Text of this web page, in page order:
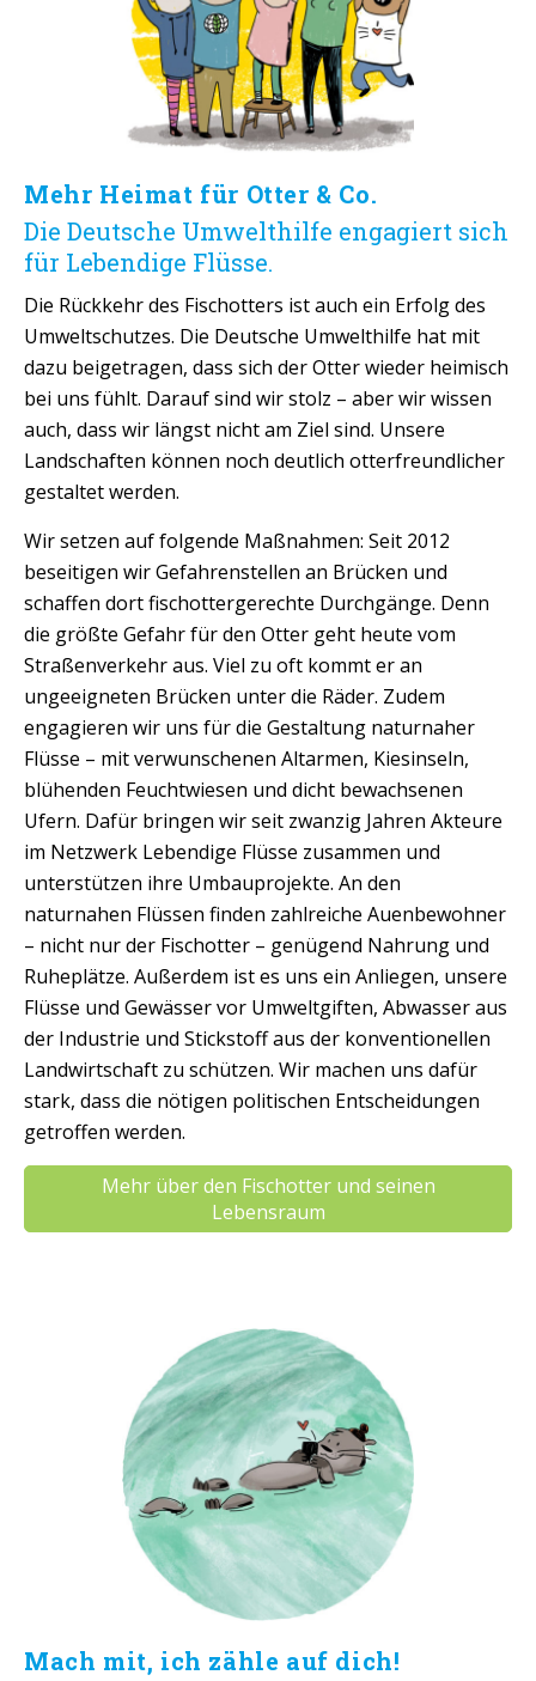
Mehr Heimat für Otter & Co.
Die Deutsche Umwelthilfe engagiert sich
für Lebendige Flüsse.
Die Rückkehr des Fischotters ist auch ein Erfolg des
Umweltschutzes. Die Deutsche Umwelthilfe hat mit
dazu beigetragen, dass sich der Otter wieder heimisch
bei uns fühlt. Darauf sind wir stolz – aber wir wissen
auch, dass wir längst nicht am Ziel sind. Unsere
Landschaften können noch deutlich otterfreundlicher
gestaltet werden.
Wir setzen auf folgende Maßnahmen: Seit 2012
beseitigen wir Gefahrenstellen an Brücken und
schaffen dort fischottergerechte Durchgänge. Denn
die größte Gefahr für den Otter geht heute vom
Straßenverkehr aus. Viel zu oft kommt er an
ungeeigneten Brücken unter die Räder. Zudem
engagieren wir uns für die Gestaltung naturnaher
Flüsse – mit verwunschenen Altarmen, Kiesinseln,
blühenden Feuchtwiesen und dicht bewachsenen
Ufern. Dafür bringen wir seit zwanzig Jahren Akteure
im Netzwerk Lebendige Flüsse zusammen und
unterstützen ihre Umbauprojekte. An den
naturnahen Flüssen finden zahlreiche Auenbewohner
– nicht nur der Fischotter – genügend Nahrung und
Ruheplätze. Außerdem ist es uns ein Anliegen, unsere
Flüsse und Gewässer vor Umweltgiften, Abwasser aus
der Industrie und Stickstoff aus der konventionellen
Landwirtschaft zu schützen. Wir machen uns dafür
stark, dass die nötigen politischen Entscheidungen
getroffen werden.
Mehr über den Fischotter und seinen
Lebensraum
Mach mit, ich zähle auf dich!